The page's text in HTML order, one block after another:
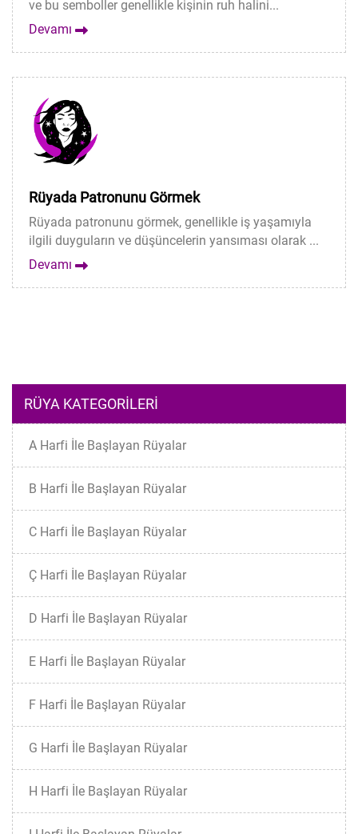
ve bu semboller genellikle kişinin ruh halini...
Devamı
Rüyada Patronunu Görmek
Rüyada patronunu görmek, genellikle iş yaşamıyla
ilgili duyguların ve düşüncelerin yansıması olarak ...
Devamı
RÜYA KATEGORILERI
A Harfi İle Başlayan Rüyalar
B Harfi İle Başlayan Rüyalar
C Harfi İle Başlayan Rüyalar
Ç Harfi İle Başlayan Rüyalar
D Harfi İle Başlayan Rüyalar
E Harfi İle Başlayan Rüyalar
F Harfi İle Başlayan Rüyalar
G Harfi İle Başlayan Rüyalar
H Harfi İle Başlayan Rüyalar